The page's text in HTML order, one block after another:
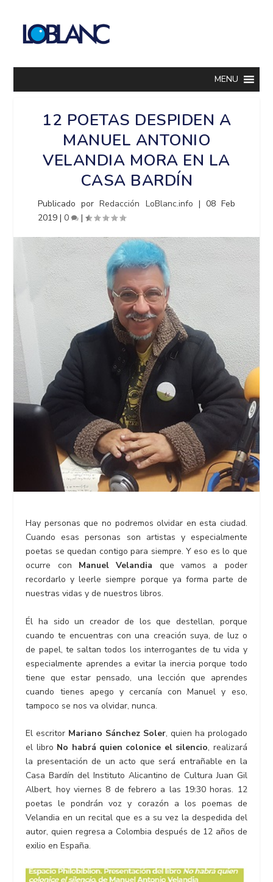
MENU
12 POETAS DESPIDEN A
MANUEL ANTONIO
VELANDIA MORA EN LA
CASA BARDÍN
Publicado porRedacción LoBlanc.info | 08 Feb
2019 |0 |
Hay personas que no podremos olvidar en esta ciudad.
Cuando esas personas son artistas y especialmente
poetas se quedan contigo para siempre. Y eso es lo que
ocurre con Manuel Velandia que vamos a poder
recordarlo y leerle siempre porque ya forma parte de
nuestras vidas y de nuestros libros.
Él ha sido un creador de los que destellan, porque
cuando te encuentras con una creación suya, de luz o
de papel, te saltan todos los interrogantes de tu vida y
especialmente aprendes a evitar la inercia porque todo
tiene que estar pensado, una lección que aprendes
cuando tienes apego y cercanía con Manuel y eso,
tampoco se nos va olvidar, nunca.
El escritor Mariano Sánchez Soler, quien ha prologado
el libro No habrá quien colonice el silencio, realizará
la presentación de un acto que será entrañable en la
Casa Bardín del Instituto Alicantino de Cultura Juan Gil
Albert, hoy viernes 8 de febrero a las 19:30 horas. 12
poetas le pondrán voz y corazón a los poemas de
Velandia en un recital que es a su vez la despedida del
autor, quien regresa a Colombia después de 12 años de
exilio en España.